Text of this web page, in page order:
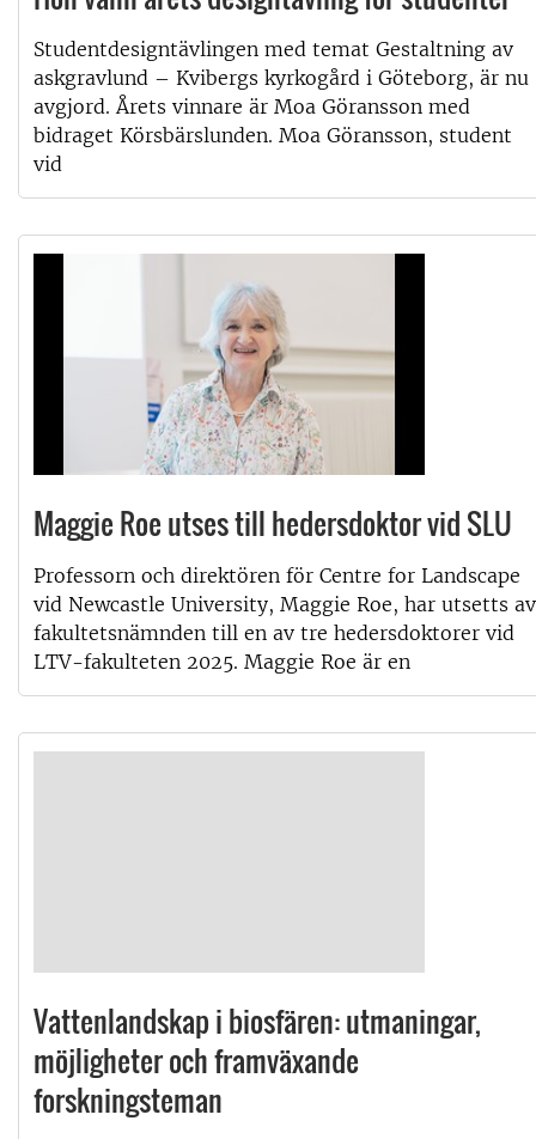
Studentdesigntävlingen med temat Gestaltning av
askgravlund – Kvibergs kyrkogård i Göteborg, är nu
avgjord. Årets vinnare är Moa Göransson med
bidraget Körsbärslunden. Moa Göransson, student
vid
Maggie Roe utses till hedersdoktor vid SLU
Professorn och direktören för Centre for Landscape
vid Newcastle University, Maggie Roe, har utsetts av
fakultetsnämnden till en av tre hedersdoktorer vid
LTV-fakulteten 2025. Maggie Roe är en
Vattenlandskap i biosfären: utmaningar,
möjligheter och framväxande
forskningsteman